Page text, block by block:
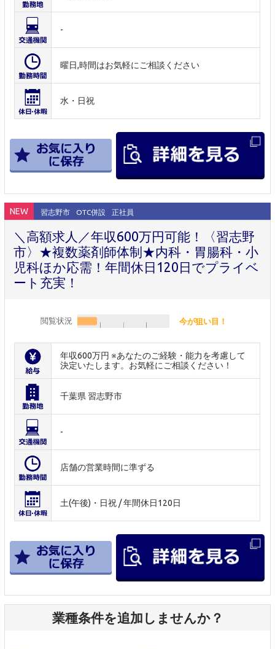
-
曜日,時間はお気軽にご相談ください
水・日祝
NEW 習志野市 OTC併設 正社員
＼高額求人／年収600万円可能！〈習志野
市〉★複数薬剤師体制★内科・胃腸科・小
児科ほか応需！年間休日120日でプライベ
ート充実！
閲覧状況 今が狙い目！
年収600万円 ※あなたのご経験・能力を考慮して
決定いたします。お気軽にご相談ください！
千葉県 習志野市
-
店舗の営業時間に準ずる
土(午後)・日祝 / 年間休日120日
業種条件を追加しませんか？